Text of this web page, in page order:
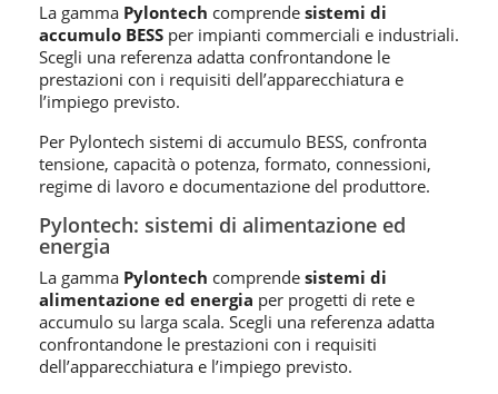
La gamma Pylontech comprende sistemi di
accumulo BESS per impianti commerciali e industriali.
Scegli una referenza adatta confrontandone le
prestazioni con i requisiti dell’apparecchiatura e
l’impiego previsto.
Per Pylontech sistemi di accumulo BESS, confronta
tensione, capacità o potenza, formato, connessioni,
regime di lavoro e documentazione del produttore.
Pylontech: sistemi di alimentazione ed
energia
La gamma Pylontech comprende sistemi di
alimentazione ed energia per progetti di rete e
accumulo su larga scala. Scegli una referenza adatta
confrontandone le prestazioni con i requisiti
dell’apparecchiatura e l’impiego previsto.